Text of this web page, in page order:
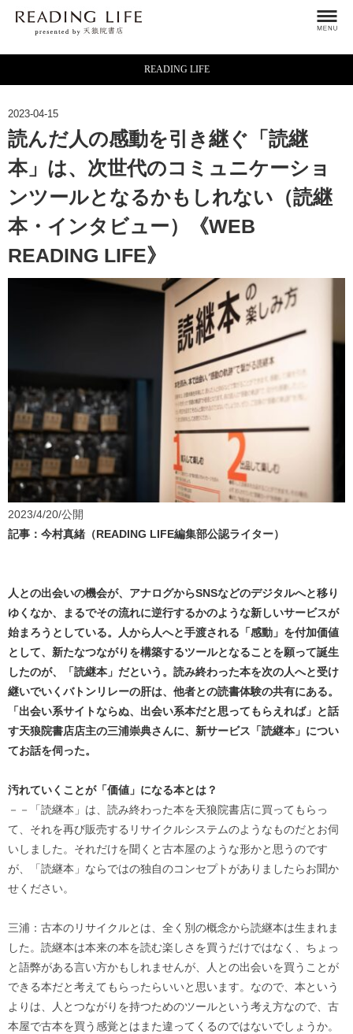
READING LIFE
2023-04-15
読んだ人の感動を引き継ぐ「読継
本」は、次世代のコミュニケーショ
ンツールとなるかもしれない（読継
本・インタビュー）《WEB
READING LIFE》
2023/4/20/公開
記事：今村真緒（READING LIFE編集部公認ライター）
人との出会いの機会が、アナログからSNSなどのデジタルへと移り
ゆくなか、まるでその流れに逆行するかのような新しいサービスが
始まろうとしている。人から人へと手渡される「感動」を付加価値
として、新たなつながりを構築するツールとなることを願って誕生
したのが、「読継本」だという。読み終わった本を次の人へと受け
継いでいくバトンリレーの肝は、他者との読書体験の共有にある。
「出会い系サイトならぬ、出会い系本だと思ってもらえれば」と話
す天狼院書店店主の三浦崇典さんに、新サービス「読継本」につい
てお話を伺った。
汚れていくことが「価値」になる本とは？
－－「読継本」は、読み終わった本を天狼院書店に買ってもらっ
て、それを再び販売するリサイクルシステムのようなものだとお伺
いしました。それだけを聞くと古本屋のような形かと思うのです
が、「読継本」ならではの独自のコンセプトがありましたらお聞か
せください。
三浦：古本のリサイクルとは、全く別の概念から読継本は生まれま
した。読継本は本来の本を読む楽しさを買うだけではなく、ちょっ
と語弊がある言い方かもしれませんが、人との出会いを買うことが
できる本だと考えてもらったらいいと思います。なので、本という
よりは、人とつながりを持つためのツールという考え方なので、古
本屋で古本を買う感覚とはまた違ってくるのではないでしょうか。